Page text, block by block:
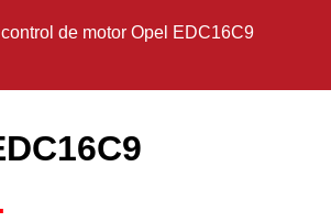
de motor Opel EDC16C9